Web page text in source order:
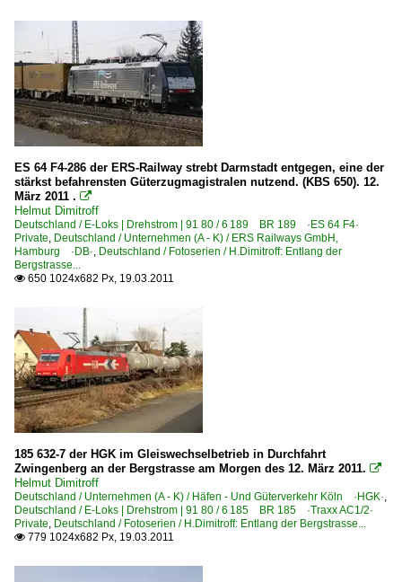
ES 64 F4-286 der ERS-Railway strebt Darmstadt entgegen, eine der
stärkst befahrensten Güterzugmagistralen nutzend. (KBS 650). 12.
März 2011 . 
Helmut Dimitroff
Deutschland / E-Loks | Drehstrom | 91 80 / 6 189 BR 189 ·ES 64 F4·
Private, Deutschland / Unternehmen (A - K) / ERS Railways GmbH,
Hamburg ·DB·, Deutschland / Fotoserien / H.Dimitroff: Entlang der
Bergstrasse...
 650 1024x682 Px, 19.03.2011
185 632-7 der HGK im Gleiswechselbetrieb in Durchfahrt
Zwingenberg an der Bergstrasse am Morgen des 12. März 2011. 
Helmut Dimitroff
Deutschland / Unternehmen (A - K) / Häfen - Und Güterverkehr Köln ·HGK·,
Deutschland / E-Loks | Drehstrom | 91 80 / 6 185 BR 185 ·Traxx AC1/2·
Private, Deutschland / Fotoserien / H.Dimitroff: Entlang der Bergstrasse...
 779 1024x682 Px, 19.03.2011